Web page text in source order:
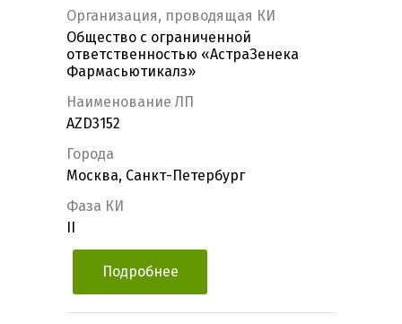
Организация, проводящая КИ
Общество с ограниченной
ответственностью «АстраЗенека
Фармасьютикалз»
Наименование ЛП
AZD3152
Города
Москва, Санкт-Петербург
Фаза КИ
Подробнее